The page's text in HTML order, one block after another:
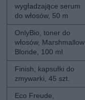
wygładzające serum
do włosów, 50 m
OnlyBio, toner do
włosów, Marshmallow
Blonde, 100 ml
Finish, kapsułki do
zmywarki, 45 szt.
Eco Freude,